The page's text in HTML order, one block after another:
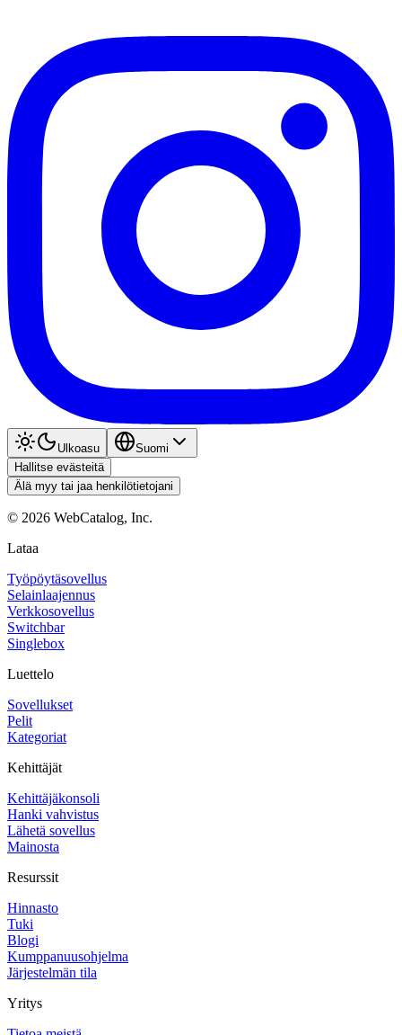
Ulkoasu
Suomi
Hallitse evästeitä
Älä myy tai jaa henkilötietojani
© 2026 WebCatalog, Inc.
Lataa
Työpöytäsovellus
Selainlaajennus
Verkkosovellus
Switchbar
Singlebox
Luettelo
Sovellukset
Pelit
Kategoriat
Kehittäjät
Kehittäjäkonsoli
Hanki vahvistus
Lähetä sovellus
Mainosta
Resurssit
Hinnasto
Tuki
Blogi
Kumppanuusohjelma
Järjestelmän tila
Yritys